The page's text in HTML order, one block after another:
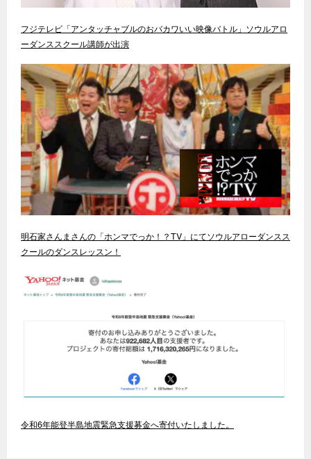
フジテレビ「アンタッチャブルのおバカワいい映像バトル」ソウルアロ
ーダンススクール講師が出演
明石家さんまさんの「ホンマでっか！？TV」にてソウルアローダンスス
クールのダンスレッスン！
令和6年能登半島地震緊急支援募金へ寄付いたしました。